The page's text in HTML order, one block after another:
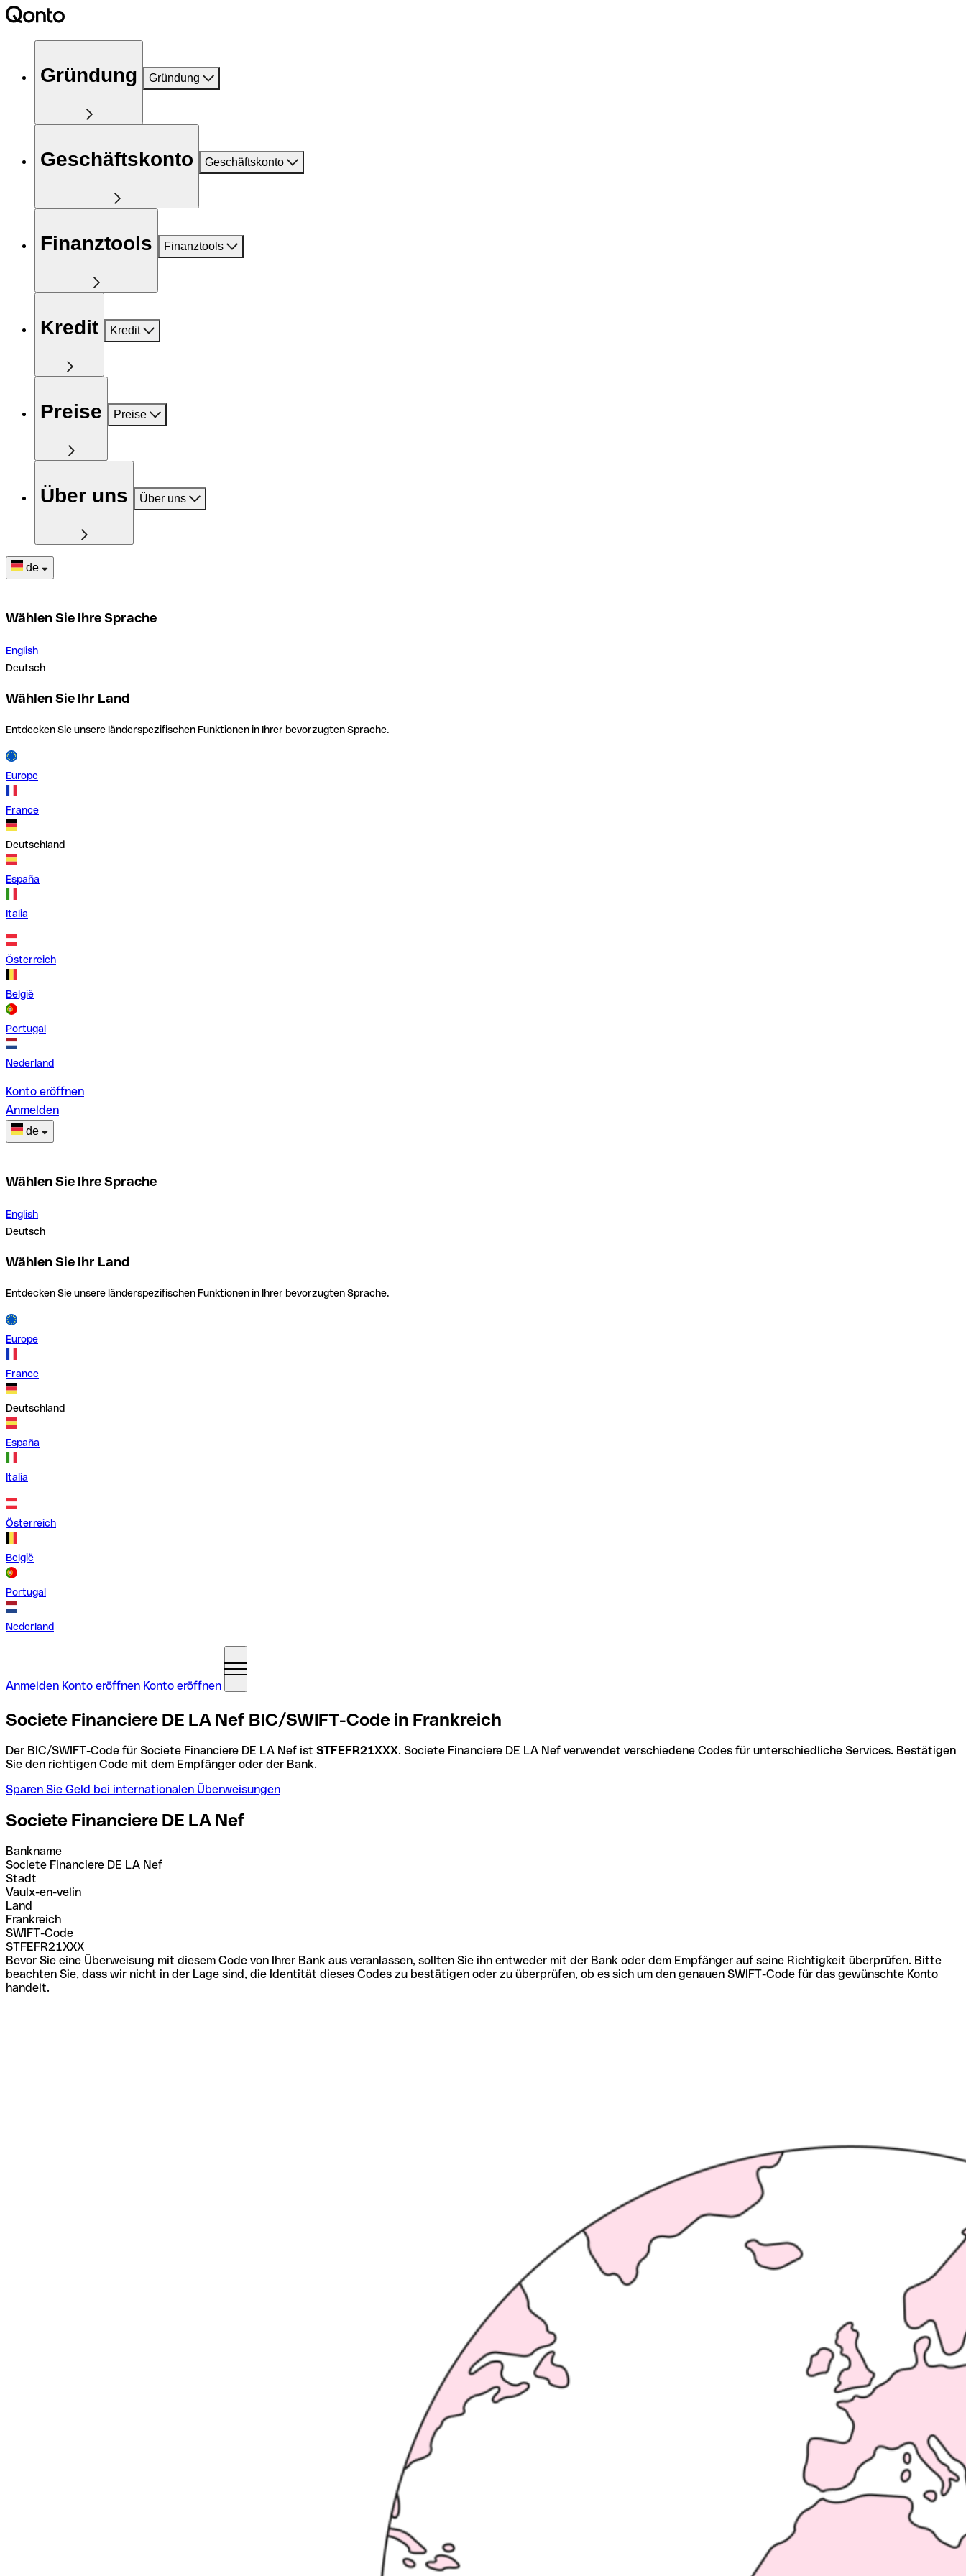
Gründung Gründung
Geschäftskonto Geschäftskonto
Finanztools Finanztools
Kredit Kredit
Preise Preise
Über uns Über uns
de
Wählen Sie Ihre Sprache
English
Deutsch
Wählen Sie Ihr Land
Entdecken Sie unsere länderspezifischen Funktionen in Ihrer bevorzugten Sprache.
Europe
France
Deutschland
España
Italia
Österreich
België
Portugal
Nederland
Konto eröffnen
Anmelden
de
Wählen Sie Ihre Sprache
English
Deutsch
Wählen Sie Ihr Land
Entdecken Sie unsere länderspezifischen Funktionen in Ihrer bevorzugten Sprache.
Europe
France
Deutschland
España
Italia
Österreich
België
Portugal
Nederland
Anmelden Konto eröffnen Konto eröffnen
Societe Financiere DE LA Nef BIC/SWIFT-Code in Frankreich
Der BIC/SWIFT-Code für Societe Financiere DE LA Nef ist STFEFR21XXX. Societe Financiere DE LA Nef verwendet verschiedene Codes für unterschiedliche Services. Bestätigen
Sie den richtigen Code mit dem Empfänger oder der Bank.
Sparen Sie Geld bei internationalen Überweisungen
Societe Financiere DE LA Nef
Bankname
Societe Financiere DE LA Nef
Stadt
Vaulx-en-velin
Land
Frankreich
SWIFT-Code
STFEFR21XXX
Bevor Sie eine Überweisung mit diesem Code von Ihrer Bank aus veranlassen, sollten Sie ihn entweder mit der Bank oder dem Empfänger auf seine Richtigkeit überprüfen. Bitte
beachten Sie, dass wir nicht in der Lage sind, die Identität dieses Codes zu bestätigen oder zu überprüfen, ob es sich um den genauen SWIFT-Code für das gewünschte Konto
handelt.